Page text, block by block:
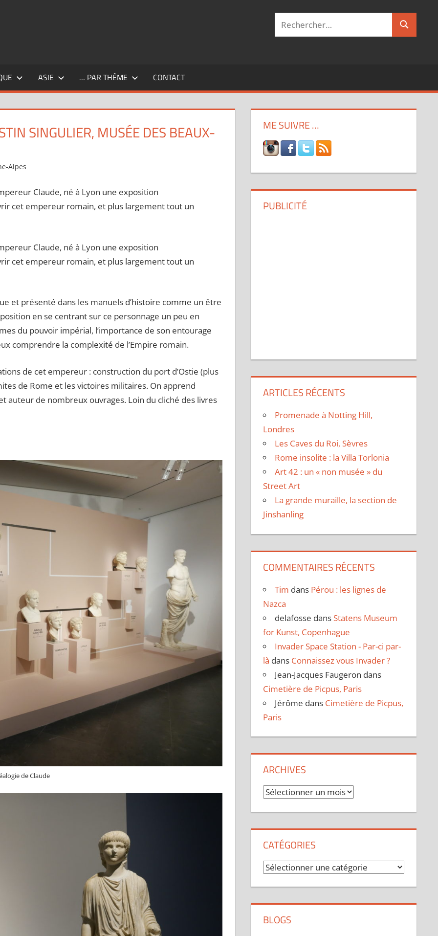
Recherche
ASIE … PAR THÈME CONTACT
SINGULIER, MUSÉE DES BEAUX-
Alpes
Claude, né à Lyon une exposition
cet empereur romain, et plus largement tout un
Claude, né à Lyon une exposition
cet empereur romain, et plus largement tout un
et présenté dans les manuels d’histoire comme un être
en se centrant sur ce personnage un peu en
du pouvoir impérial, l’importance de son entourage
comprendre la complexité de l’Empire romain.
de cet empereur : construction du port d’Ostie (plus
de Rome et les victoires militaires. On apprend
auteur de nombreux ouvrages. Loin du cliché des livres
de Claude
ME SUIVRE …
PUBLICITÉ
ARTICLES RÉCENTS
Promenade à Notting Hill,
Londres
Les Caves du Roi, Sèvres
Rome insolite : la Villa Torlonia
Art 42 : un « non musée » du
Street Art
La grande muraille, la section de
Jinshanling
COMMENTAIRES RÉCENTS
Tim dans Pérou : les lignes de
Nazca
delafosse dans Statens Museum
for Kunst, Copenhague
Invader Space Station - Par-ci par-
là dans Connaissez vous Invader ?
Jean-Jacques Faugeron dans
Cimetière de Picpus, Paris
Jérôme dans Cimetière de Picpus,
Paris
ARCHIVES
Archives
CATÉGORIES
Catégories
BLOGS